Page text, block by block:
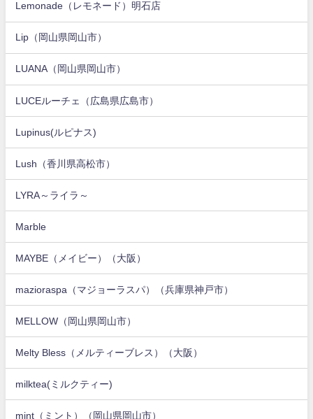
Lemonade（レモネード）明石店
Lip（岡山県岡山市）
LUANA（岡山県岡山市）
LUCEルーチェ（広島県広島市）
Lupinus(ルピナス)
Lush（香川県高松市）
LYRA～ライラ～
Marble
MAYBE（メイビー）（大阪）
mazioraspa（マジョーラスパ）（兵庫県神戸市）
MELLOW（岡山県岡山市）
Melty Bless（メルティーブレス）（大阪）
milktea(ミルクティー)
mint（ミント）（岡山県岡山市）